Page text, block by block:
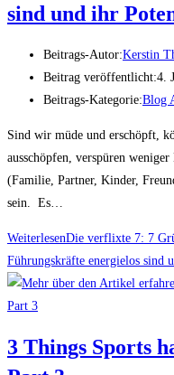
sind und ihr
Beitrags-Autor:Kerstin
Beitrag veröffentlicht:4.
Beitrags-Kategorie:Blog
Sind wir müde und erschöpft,
ausschöpfen, verspüren
(Familie, Partner, Kinder,
sein. Es…
WeiterlesenDie verflixte 7: 7
Führungskräfte energielos sind
3 Things Sports